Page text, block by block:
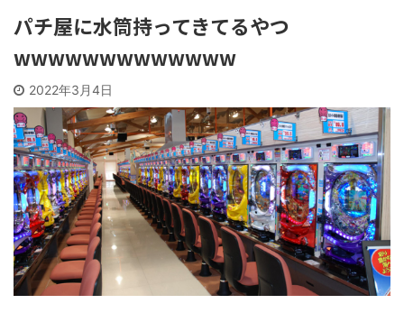
パチ屋に水筒持ってきてるやつ
wwwwwwwwwwwww
2022年3月4日